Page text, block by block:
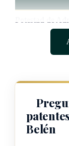
Municipalidad
Queda
sancionatorias
Administración
esta ley.
Belén